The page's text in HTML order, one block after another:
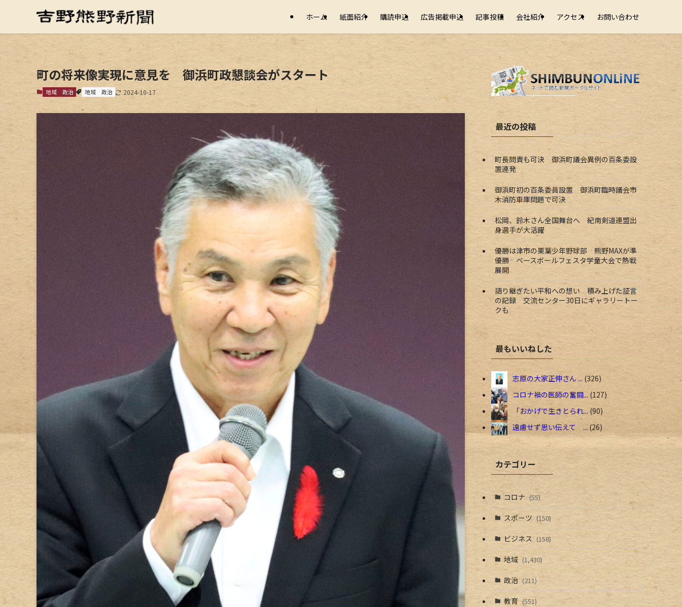
ホーム 紙面紹介 購読申込 広告掲載申込 記事投稿 会社紹介 アクセス お問い合わせ
町の将来像実現に意見を 御浜町政懇談会がスタート
地域 政治 地域 政治 2024-10-17
最近の投稿
町長問責も可決 御浜町議会異例の百条委設
置連発
御浜町初の百条委員設置 御浜町臨時議会市
木消防車庫問題で可決
松岡、鈴木さん全国舞台へ 紀南剣道連盟出
身選手が大活躍
優勝は津市の栗葉少年野球部 熊野MAXが準
優勝 ベースボールフェスタ学童大会で熱戦
展開
語り継ぎたい平和への想い 積み上げた証言
の記録 交流センター30日にギャラリートー
クも
最もいいねした
志原の大家正伸さん ... 326
コロナ禍の医師の奮闘... 127
「おかげで生きとられ... 90
遠慮せず思い伝えて ... 26
カテゴリー
コロナ (55)
スポーツ (150)
ビジネス (158)
地域 (1,430)
政治 (211)
教育 (551)